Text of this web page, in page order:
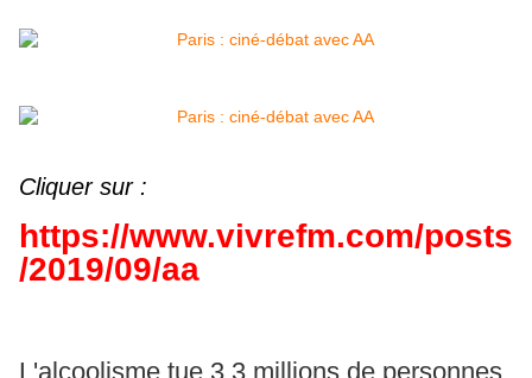
Cliquer sur :
https://www.vivrefm.com/posts
/2019/09/aa
L'alcoolisme tue 3,3 millions de personnes